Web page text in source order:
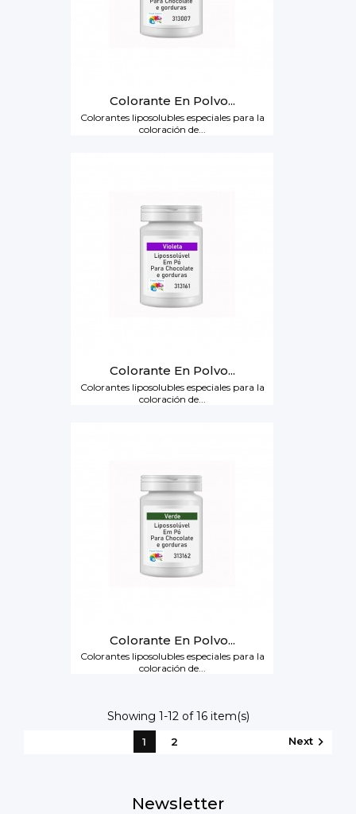
Colorante En Polvo...
Colorantes liposolubles especiales para la
coloración de...
Colorante En Polvo...
Colorantes liposolubles especiales para la
coloración de...
Colorante En Polvo...
Colorantes liposolubles especiales para la
coloración de...
Showing 1-12 of 16 item(s)
1 2 Next
Newsletter